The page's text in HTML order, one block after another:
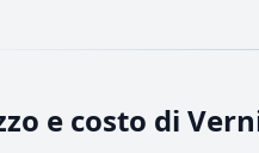
e costo di